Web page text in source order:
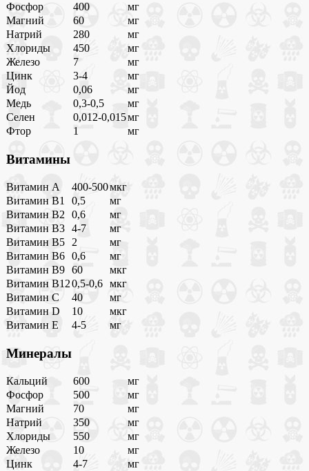
Фосфор
400
мг
Магний
60
мг
Натрий
280
мг
Хлориды
450
мг
Железо
7
мг
Цинк
3-4
мг
Йод
0,06
мг
Медь
0,3-0,5
мг
Селен
0,012-0,015мг
Фтор
1 мг
Витамины
Витамин A 400-500мкг
Витамин B1
0,5
мг
Витамин B2 0,6
мг
Витамин B3 4-7
мг
Витамин B5 2
мг
Витамин B6 0,6
мг
Витамин B9 60
мкг
Витамин B120,5-0,6 мкг
Витамин C
40
мг
Витамин D
10
мкг
Витамин E
4-5 мг
Минералы
Кальций 600
мг
Фосфор
500
мг
Магний
70
мг
Натрий
350
мг
Хлориды
550
мг
Железо
10
мг
Цинк
4-7
мг